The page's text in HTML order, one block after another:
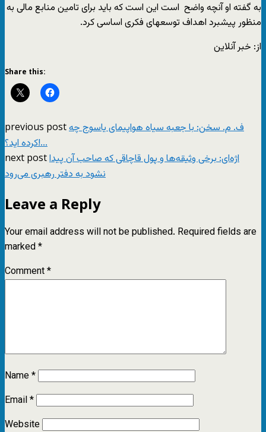
به گفته او آنچه واضح است این است که باید برای تامین منابع مالی به
منظور پیشبرد اهداف توسعه‎ای فکری اساسی کرد.
از: خبر آنلاین
Share this:
previous postف. م. سخن: با جعبه سیاه هواپیمای یاسوج چه
کرده اید؟!...
next postاژه‌ای: برخی وثیقه‌ها و پول قاچاقی که صاحب آن پیدا
نشود به دفتر رهبری می‌رود
Leave a Reply
Your email address will not be published. Required fields are
marked*
Comment*
Name*
Email*
Website